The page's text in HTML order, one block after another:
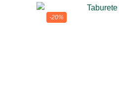
-20%